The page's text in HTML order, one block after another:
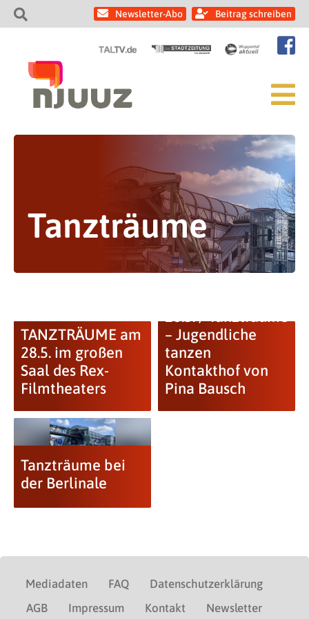
Newsletter-Abo Beitrag schreiben
Tanzträume
TANZTRÄUME am
28.5. im großen
Saal des Rex-
Filmtheaters
– Jugendliche
tanzen
Kontakthof von
Pina Bausch
Tanzträume bei
der Berlinale
Mediadaten FAQ
Datenschutzerklärung
AGB
Impressum Kontakt Newsletter